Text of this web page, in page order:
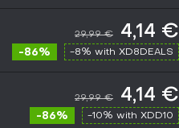
29,99 € 4,14 €
-86% -8% with XD8DEALS
29,99 € 4,14 €
-86% -10% with XDD10